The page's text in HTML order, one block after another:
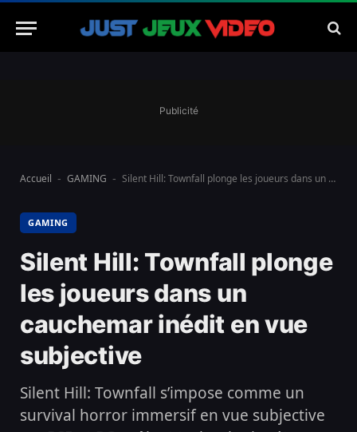
Publicité
Accueil - GAMING - Silent Hill: Townfall plonge les joueurs dans un cauchemar inédit en vue subjective
GAMING
Silent Hill: Townfall plonge
les joueurs dans un
cauchemar inédit en vue
subjective
Silent Hill: Townfall s’impose comme un
survival horror immersif en vue subjective